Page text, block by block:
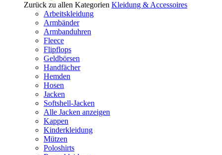
Zurück zu allen Kategorien Kleidung & Accessoires
Arbeitskleidung
Armbänder
Armbanduhren
Fleece
Flipflops
Geldbörsen
Handfächer
Hemden
Hosen
Jacken
Softshell-Jacken
Alle Jacken anzeigen
Kappen
Kinderkleidung
Mützen
Poloshirts